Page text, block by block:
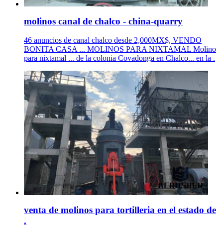
molinos canal de chalco - china-quarry
46 anuncios de canal chalco desde 2,000MX$, VENDO
BONITA CASA ... MOLINOS PARA NIXTAMAL Molino
para nixtamal ... de la colonia Covadonga en Chalco... en la .
venta de molinos para tortilleria en el estado de
.